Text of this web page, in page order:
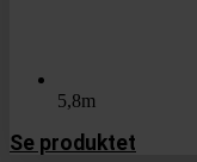
5,8m
Se produktet